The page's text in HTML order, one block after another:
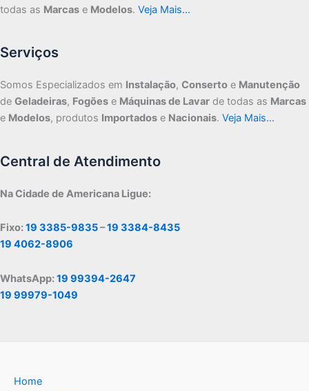
todas as Marcas e Modelos. Veja Mais…
Serviços
Somos Especializados em Instalação, Conserto e Manutenção
de Geladeiras, Fogões e Máquinas de Lavar de todas as Marcas
e Modelos, produtos Importados e Nacionais. Veja Mais…
Central de Atendimento
Na Cidade de Americana Ligue:
Fixo:19 3385-9835–19 3384-8435
19 4062-8906
WhatsApp:19 99394-2647
19 99979-1049
Home